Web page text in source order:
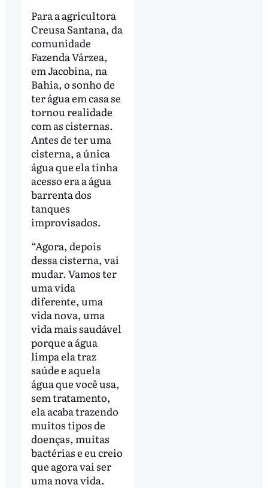
Para a agricultora
Creusa Santana, da
comunidade
Fazenda Várzea,
em Jacobina, na
Bahia, o sonho de
ter água em casa se
tornou realidade
com as cisternas.
Antes de ter uma
cisterna, a única
água que ela tinha
acesso era a água
barrenta dos
tanques
improvisados.
“Agora, depois
dessa cisterna, vai
mudar. Vamos ter
uma vida
diferente, uma
vida nova, uma
vida mais saudável
porque a água
limpa ela traz
saúde e aquela
água que você usa,
sem tratamento,
ela acaba trazendo
muitos tipos de
doenças, muitas
bactérias e eu creio
que agora vai ser
uma nova vida.